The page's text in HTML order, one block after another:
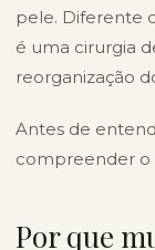
pele. Diferente
é uma cirurgia
reorganização
Antes de
compreender o
Por que